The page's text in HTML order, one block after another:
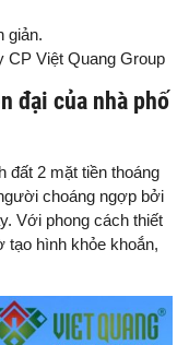
giản.
CP Việt Quang Group
đại của nhà phố
đất 2 mặt tiền thoáng
choáng ngợp bởi
Với phong cách thiết
tạo hình khỏe khoắn,